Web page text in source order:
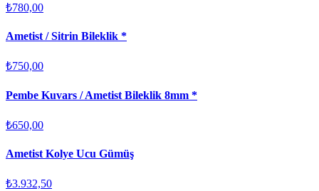
₺780,00
Ametist / Sitrin Bileklik *
₺750,00
Pembe Kuvars / Ametist Bileklik 8mm *
₺650,00
Ametist Kolye Ucu Gümüş
₺3.932,50